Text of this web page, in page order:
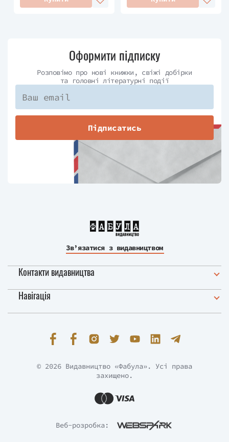
Оформити підписку
Розповімо про нові книжки, свіжі добірки
та головні літературні події
Підписатись
Зв’язатися з видавництвом
Контакти видавництва
Навігація
Веб-розробка:
© 2026 Видавництво «Фабула». Усі права
захищено.